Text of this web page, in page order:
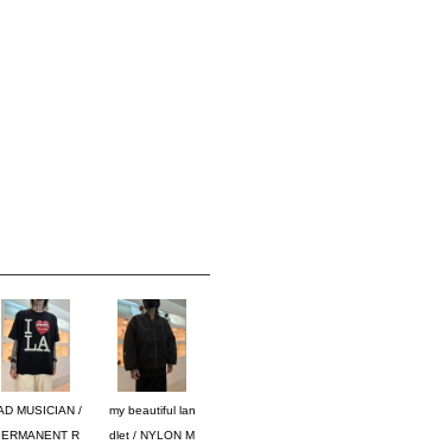
MUSICIAN /
R
my beautiful lan
dlet / NYLON M